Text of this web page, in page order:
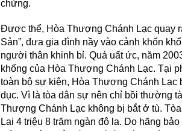
chứng.
Được thể, Hòa Thượng Chánh Lạc quay
Sản”, đưa gia đình nầy vào cảnh khốn
người thân khinh bỉ. Quá uất ức, năm
khống của Hòa Thượng Chánh Lạc. Tại
toàn bộ sự kiện, Hòa Thượng Chánh Lạc
dục. Vì là tòa dân sự nên chỉ bồi thường
Thượng Chánh Lạc không bị bắt ở tù.
Lai 4 triệu 8 trăm ngàn đô la. Do hãng